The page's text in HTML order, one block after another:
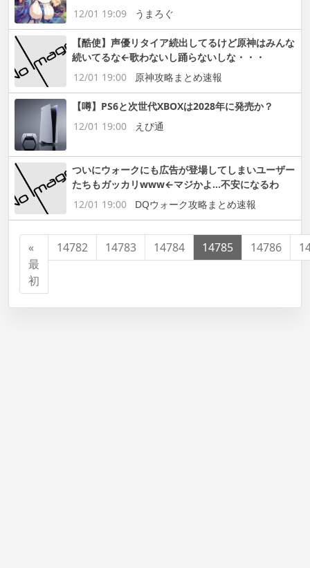
12/01 19:09
うまろぐ
【酷使】声優リタイア続出してるけど原神はみんな
続いてるな←歌わないし踊らないしな・・・
12/01 19:00
原神攻略まとめ速報
【噂】PS6と次世代XBOXは2028年に発売か？
12/01 19:00
えび通
ついにウォークにも広告が登場してしまいユーザー
たちもガッカリwww←マジかよ…不安になるわ
12/01 19:00
DQウォーク攻略まとめ速報
«
最
初
14782 14783 14784 14785 14786